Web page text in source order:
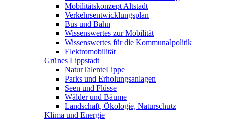
Mobilitätskonzept Altstadt
Verkehrsentwicklungsplan
Bus und Bahn
Wissenswertes zur Mobilität
Wissenswertes für die Kommunalpolitik
Elektromobilität
Grünes Lippstadt
NaturTalenteLippe
Parks und Erholungsanlagen
Seen und Flüsse
Wälder und Bäume
Landschaft, Ökologie, Naturschutz
Klima und Energie